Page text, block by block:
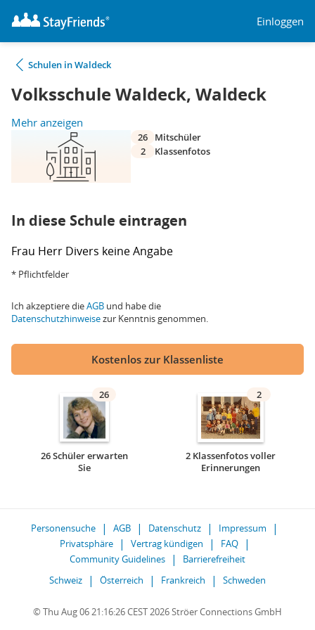
Einloggen
Schulen in Waldeck
Volksschule Waldeck, Waldeck
Mehr anzeigen
26
Mitschüler
2
Klassenfotos
In diese Schule eintragen
Frau Herr Divers keine Angabe
* Pflichtfelder
Ich akzeptiere dieAGB und habe die
Datenschutzhinweisezur Kenntnis genommen.
Kostenlos zur Klassenliste
26
26 Schüler erwarten
Sie
2
2 Klassenfotos voller
Erinnerungen
Personensuche AGB Datenschutz
Impressum
Privatsphäre
Vertrag kündigen
FAQ
Community Guidelines
Barrierefreiheit
Schweiz
Österreich Frankreich Schweden
© Thu Aug 06 21:16:26 CEST 2026 Ströer Connections GmbH